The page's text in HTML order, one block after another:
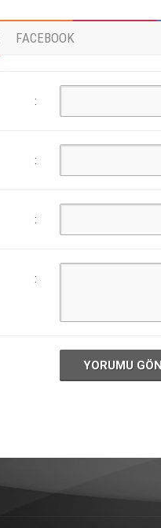
FACEBOOK
:
:
:
:
YORUMU